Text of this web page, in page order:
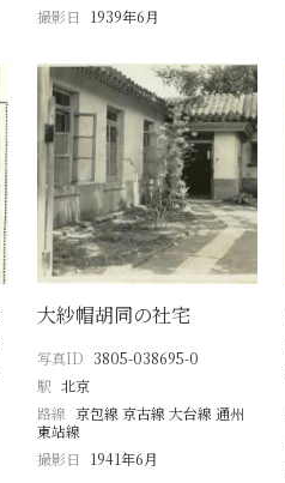
撮影日
1939年6月
大紗帽胡同の社宅
写真ID 3805-038695-0
駅 北京
路線 京包線 京古線 大台線 通州
東站線
撮影日
1941年6月